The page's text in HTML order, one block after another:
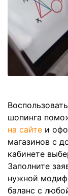
шопинга
на сайте и
магазинов с
кабинете
Заполните
нужной
баланс с